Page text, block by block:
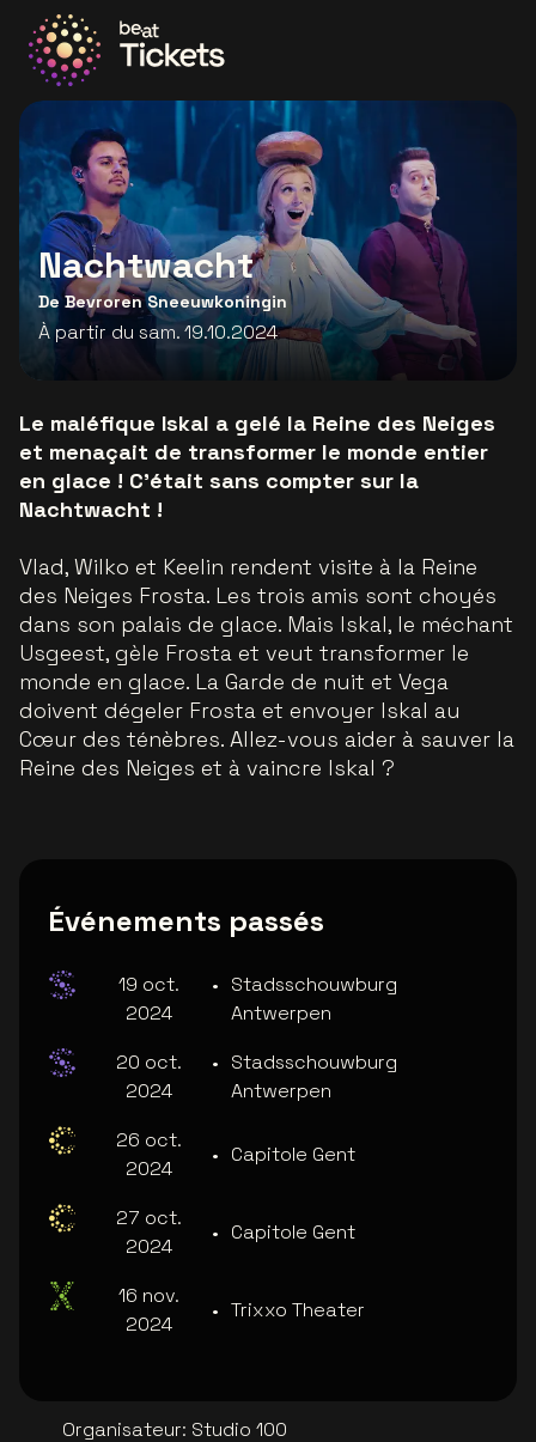
Allez à la page d'accueil
Nachtwacht
De Bevroren Sneeuwkoningin
À partir du sam. 19.10.2024
Le maléfique Iskal a gelé la Reine des Neiges
et menaçait de transformer le monde entier
en glace ! C'était sans compter sur la
Nachtwacht !
Vlad, Wilko et Keelin rendent visite à la Reine
des Neiges Frosta. Les trois amis sont choyés
dans son palais de glace. Mais Iskal, le méchant
Usgeest, gèle Frosta et veut transformer le
monde en glace. La Garde de nuit et Vega
doivent dégeler Frosta et envoyer Iskal au
Cœur des ténèbres. Allez-vous aider à sauver la
Reine des Neiges et à vaincre Iskal ?
Événements passés
19 oct.
2024
• Stadsschouwburg
Antwerpen
20 oct.
2024
• Stadsschouwburg
Antwerpen
26 oct.
2024
• Capitole Gent
27 oct.
2024
• Capitole Gent
16 nov.
2024
• Trixxo Theater
Organisateur: Studio 100